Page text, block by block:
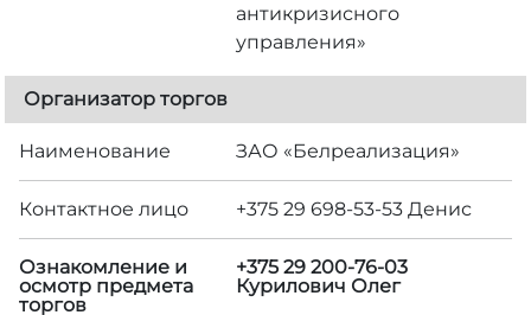
антикризисного
управления»
Организатор торгов
Наименование ЗАО «Белреализация»
Контактное лицо +375 29 698-53-53 Денис
Ознакомление и
осмотр предмета
торгов
+375 29 200-76-03
Курилович Олег